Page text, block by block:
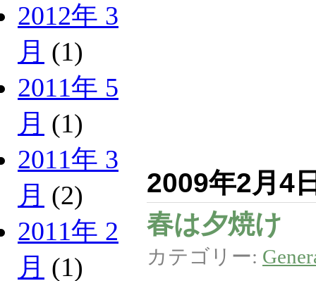
2012年 3
月 (1)
2011年 5
月 (1)
2011年 3
月 (2)
2011年 2
月 (1)
2009年2月4
春は夕焼け
カテゴリー: